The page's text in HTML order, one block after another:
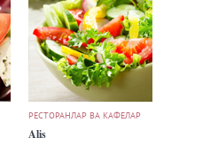
РЕСТОРАНЛАР ВА КАФЕЛАР
Alis